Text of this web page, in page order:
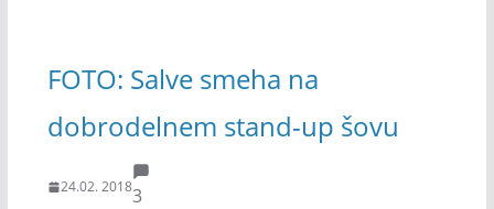
FOTO: Salve smeha na
dobrodelnem stand-up šovu
24.02. 20183